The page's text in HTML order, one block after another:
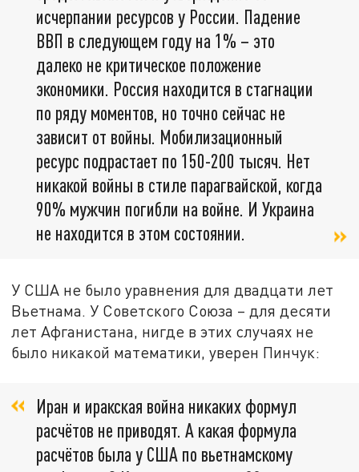
исчерпании ресурсов у России. Падение
ВВП в следующем году на 1% – это
далеко не критическое положение
экономики. Россия находится в стагнации
по ряду моментов, но точно сейчас не
зависит от войны. Мобилизационный
ресурс подрастает по 150-200 тысяч. Нет
никакой войны в стиле парагвайской, когда
90% мужчин погибли на войне. И Украина
не находится в этом состоянии.
У США не было уравнения для двадцати лет
Вьетнама. У Советского Союза – для десяти
лет Афганистана, нигде в этих случаях не
было никакой математики, уверен Пинчук:
Иран и иракская война никаких формул
расчётов не приводят. А какая формула
расчётов была у США по вьетнамскому